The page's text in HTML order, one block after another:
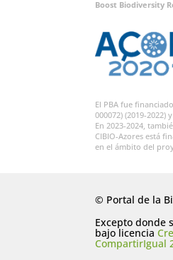
Boost Biodiversity
El PBA fue
000072) (2019-2022)
En 2023-2024,
CIBIO-Azores está
en el ámbito del
© Portal de la
Excepto donde
bajo licencia
CompartirIgual